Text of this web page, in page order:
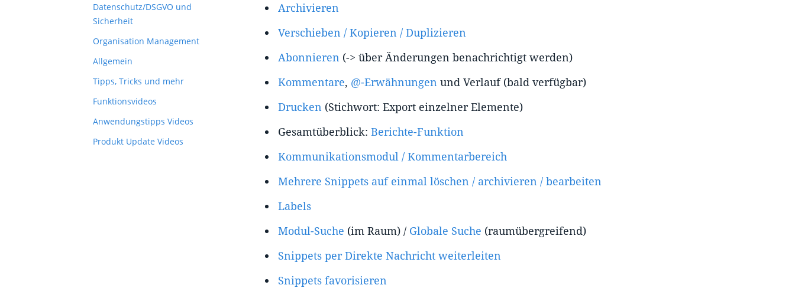
Datenschutz/DSGVO und
Sicherheit
Organisation Management
Allgemein
Tipps, Tricks und mehr
Funktionsvideos
Anwendungstipps Videos
Produkt Update Videos
Archivieren
Verschieben / Kopieren / Duplizieren
Abonnieren (-> über Änderungen benachrichtigt werden)
Kommentare, @-Erwähnungen und Verlauf (bald verfügbar)
Drucken (Stichwort: Export einzelner Elemente)
Gesamtüberblick: Berichte-Funktion
Kommunikationsmodul / Kommentarbereich
Mehrere Snippets auf einmal löschen / archivieren / bearbeiten
Labels
Modul-Suche (im Raum) / Globale Suche (raumübergreifend)
Snippets per Direkte Nachricht weiterleiten
Snippets favorisieren